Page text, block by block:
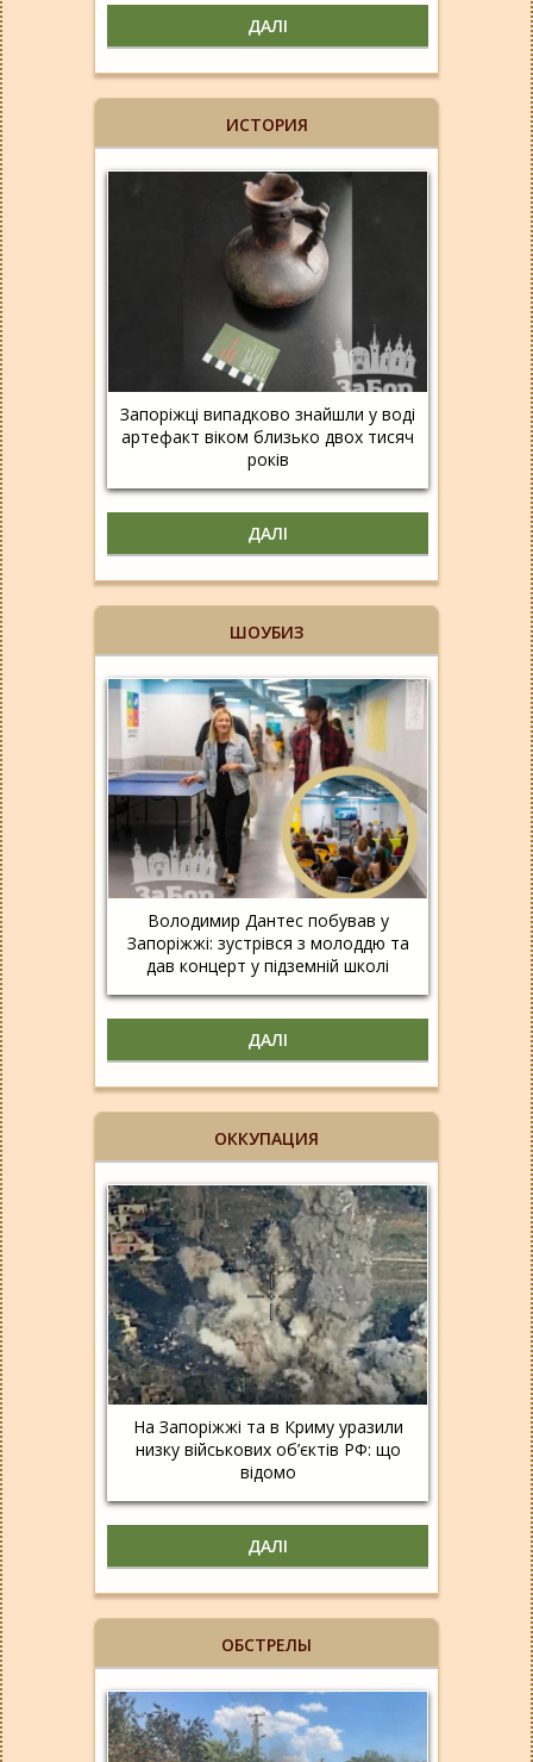
ДАЛІ
ИСТОРИЯ
Запоріжці випадково знайшли у воді
артефакт віком близько двох тисяч
років
ДАЛІ
ШОУБИЗ
Володимир Дантес побував у
Запоріжжі: зустрівся з молоддю та
дав концерт у підземній школі
ДАЛІ
ОККУПАЦИЯ
На Запоріжжі та в Криму уразили
низку військових об’єктів РФ: що
відомо
ДАЛІ
ОБСТРЕЛЫ